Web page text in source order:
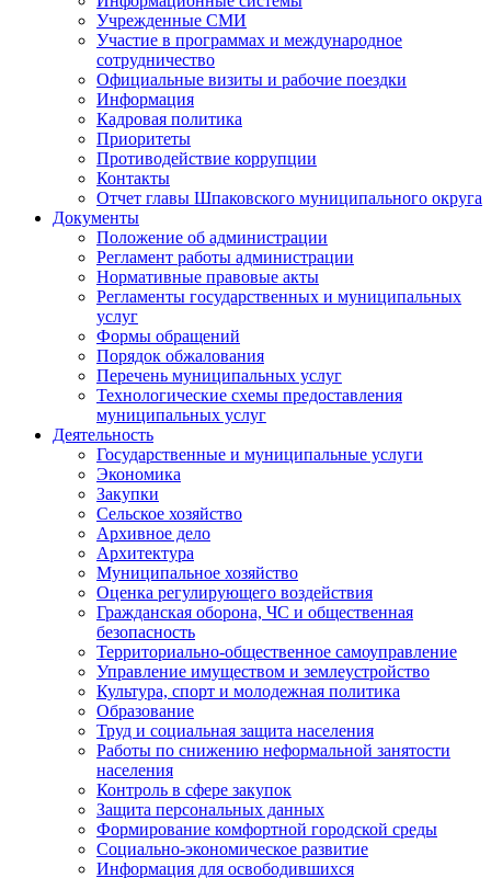
Учрежденные СМИ
Участие в программах и международное
сотрудничество
Официальные визиты и рабочие поездки
Информация
Кадровая политика
Приоритеты
Противодействие коррупции
Контакты
Отчет главы Шпаковского муниципального округа
Документы
Положение об администрации
Регламент работы администрации
Нормативные правовые акты
Регламенты государственных и муниципальных
услуг
Формы обращений
Порядок обжалования
Перечень муниципальных услуг
Технологические схемы предоставления
муниципальных услуг
Деятельность
Государственные и муниципальные услуги
Экономика
Закупки
Сельское хозяйство
Архивное дело
Архитектура
Муниципальное хозяйство
Оценка регулирующего воздействия
Гражданская оборона, ЧС и общественная
безопасность
Территориально-общественное самоуправление
Управление имуществом и землеустройство
Культура, спорт и молодежная политика
Образование
Труд и социальная защита населения
Работы по снижению неформальной занятости
населения
Контроль в сфере закупок
Защита персональных данных
Формирование комфортной городской среды
Социально-экономическое развитие
Информация для освободившихся